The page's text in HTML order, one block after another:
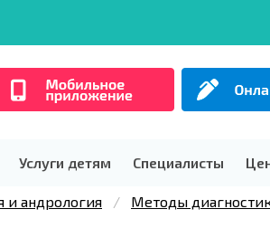
Услуги детям Специалисты
и андрология Методы